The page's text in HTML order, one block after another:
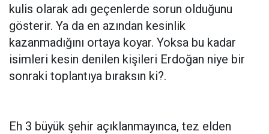
kulis olarak adı geçenlerde sorun olduğunu
gösterir. Ya da en azından kesinlik
kazanmadığını ortaya koyar. Yoksa bu kadar
isimleri kesin denilen kişileri Erdoğan niye bir
sonraki toplantıya bıraksın ki?.
Eh 3 büyük şehir açıklanmayınca, tez elden